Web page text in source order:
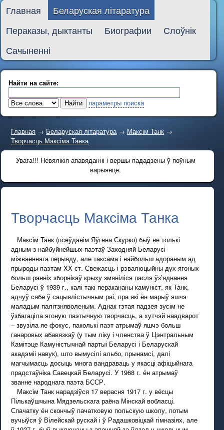
Главная
Беларуская літаратура
Пераказы, дыктанты
Биографии
Слоўнік
Сачыненні
Найти на сайте:
параметры поиска
Главная → Беларуская літаратура→ Максім Танк →
Творчасць Максіма Танка
Увага!!! Невялікія апавяданні і вершы пададзены ў поўным
варыянце.
Творчасць Максіма Танка
Максім Танк (псеўданім Яўгена Скурко) быў не толькі
адным з найбуйнейшых паэтаў Заходняй Беларусі
міжваеннага перыяду, але таксама і найбольш адораным ад
прыроды паэтам XX ст. Свежасць і рэвалюцыйны дух ягоных
больш ранніх зборнікаў крыху змяніліся пасля ўз’яднання
Беларусі ў 1939 г., калі такі перакананы камуніст, як Танк,
адчуў сябе ў сацыялістычным раі, пра які ён марыў яшчэ
маладым палітзняволеным. Аднак гэтая падзея зусім не
ўзбагаціла ягоную паэтычную творчасць, а хутчэй наадварот
– звузіла яе фокус, паколькі паэт атрымаў яшчэ больш
ганаровых абавязкаў (у тым ліку і членства ў Цэнтральным
Камітэце Камуністычнай партыі Беларусі і Беларускай
акадэміі навук), што вымусілі альбо, прынамсі, далі
магчымасць досыць многа вандраваць у якасці афіцыйнага
прадстаўніка Савецкай Беларусі. У 1968 г. ён атрымаў
званне народнага паэта БССР.
Максім Танк нарадзіўся 17 верасня 1917 г. у вёсцы
Пількаўшчына Мядзельскага раёна Мінскай вобласці.
Спачатку ён скончыў пачатковую польскую школу, потым
вучыўся ў Вілейскай рускай і ў Радашковіцкай гімназіях, але